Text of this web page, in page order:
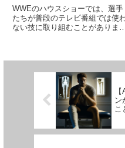
ゲを狙え！」
WWEのハウスショーでは、選手
たちが普段のテレビ番組では使
ない技に取り組むことがありま
ニクの持ち技であり、偉大なル
ン
こ